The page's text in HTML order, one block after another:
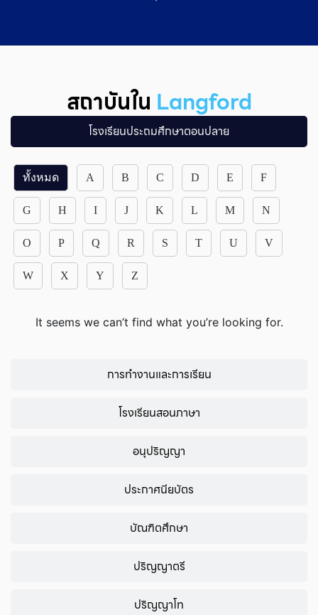
สถาบันใน Langford
โรงเรียนประถมศึกษาตอนปลาย
การทำงานและการเรียน
โรงเรียนสอนภาษา
อนุปริญญา
ประกาศนียบัตร
บัณฑิตศึกษา
ปริญญาตรี
ปริญญาโท
ทั้งหมด A B C D E F
G H I J K L M N
O P Q R S T U V
W X Y Z
It seems we can’t find what you’re looking for.